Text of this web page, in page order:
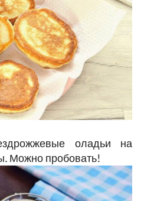
оладьи на
Можно пробовать!